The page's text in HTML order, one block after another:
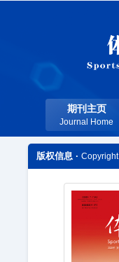
期刊主页
Journal Home
版权信息 · Copyright